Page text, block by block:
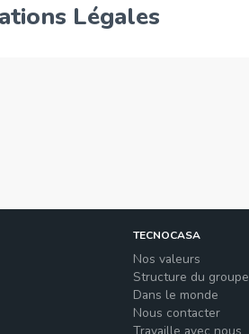
Légales
TECNOCASA
Nos valeurs
Structure du groupe
Dans le monde
Nous contacter